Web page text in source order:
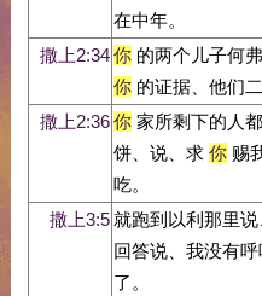
在中年。
撒上2:34你的两个儿子何
你的证据、他们
撒上2:36你家所剩下的人
饼、说、求 你赐
吃。
撒上3:5就跑到以利那里说
回答说、我没有呼
了。